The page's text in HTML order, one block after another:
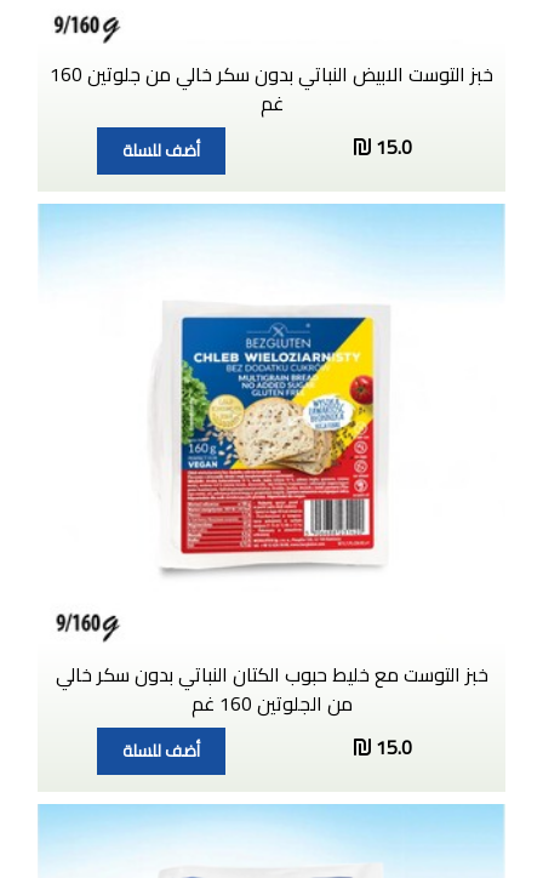
خبز التوست الابيض النباتي بدون سكر خالي من جلوتين 160
غم
15.0
أضف للسلة
خبز التوست مع خليط حبوب الكتان النباتي بدون سكر خالي
من الجلوتين 160 غم
15.0
أضف للسلة